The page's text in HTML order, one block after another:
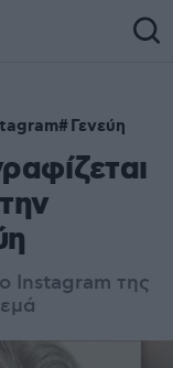
Γενεύη
Instagram της